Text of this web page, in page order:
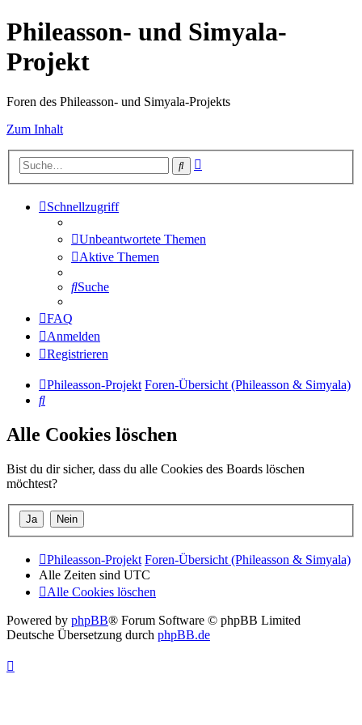
Phileasson- und Simyala-
Projekt
Foren des Phileasson- und Simyala-Projekts
Zum Inhalt
Suche
Schnellzugriff
Unbeantwortete Themen
Aktive Themen
Suche
FAQ
Anmelden
Registrieren
Phileasson-Projekt Foren-Übersicht (Phileasson & Simyala)
Suche
Alle Cookies löschen
Bist du dir sicher, dass du alle Cookies des Boards löschen
möchtest?
Phileasson-Projekt Foren-Übersicht (Phileasson & Simyala)
Alle Zeiten sind UTC
Alle Cookies löschen
Powered by phpBB® Forum Software © phpBB Limited
Deutsche Übersetzung durch phpBB.de